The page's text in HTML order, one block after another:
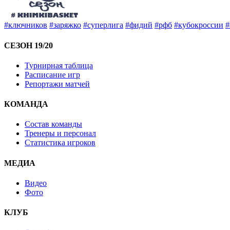
#ключников #заряжко #суперлига #фидий #рфб #кубокроссии
СЕЗОН 19/20
Турнирная таблица
Расписание игр
Репортажи матчей
КОМАНДА
Состав команды
Тренеры и персонал
Статистика игроков
МЕДИА
Видео
Фото
КЛУБ